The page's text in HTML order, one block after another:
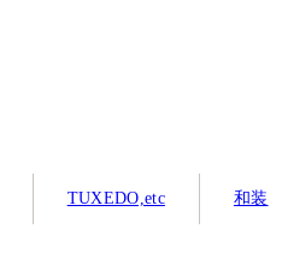
TUXEDO,etc 和装